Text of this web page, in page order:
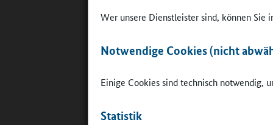
Wer unsere Dienstleister sind, können Sie
Notwendige Cookies (nicht
Einige Cookies sind technisch notwendig,
Statistik
fungiert
nehmen.